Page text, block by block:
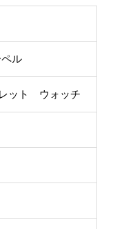
ル
ット ウォッチ